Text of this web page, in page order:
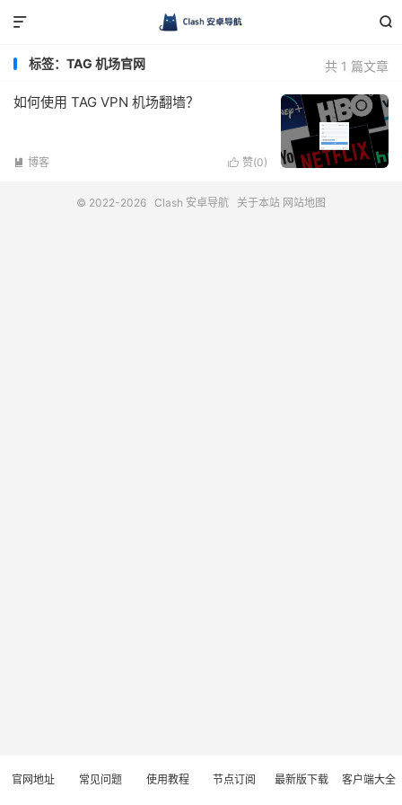


共 1 篇文章
标签：TAG 机场官网
如何使用 TAG VPN 机场翻墙？
 赞(0)
 博客
© 2022-2026 Clash 安卓导航 关于本站 网站地图
官网地址 常见问题 使用教程 节点订阅 最新版下载 客户端大全